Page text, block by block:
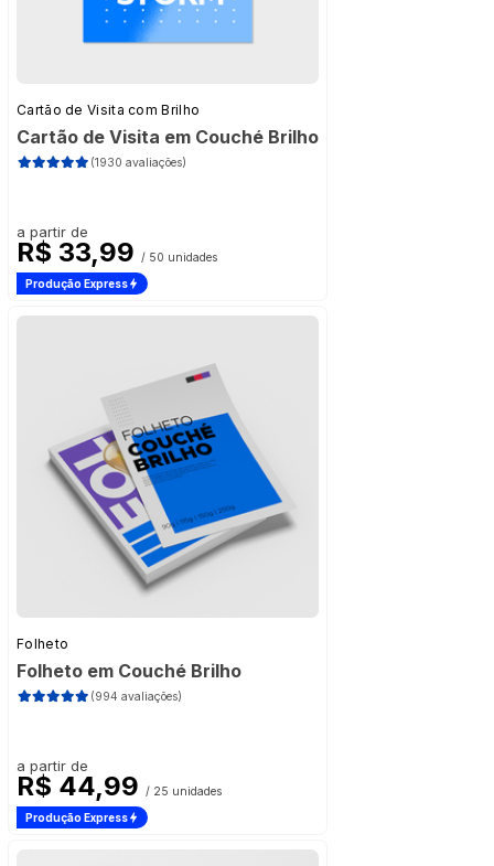
Cartão de Visita com Brilho
Cartão de Visita em Couché Brilho
(1930 avaliações)
a partir de
R$ 33,99 / 50 unidades
Produção Express
Folheto
Folheto em Couché Brilho
(994 avaliações)
a partir de
R$ 44,99 / 25 unidades
Produção Express